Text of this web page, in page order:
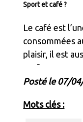
Sport et café ?
Le café est
consommées
plaisir, il est
performance
grâce à la
Posté le 07/
Mots clés :